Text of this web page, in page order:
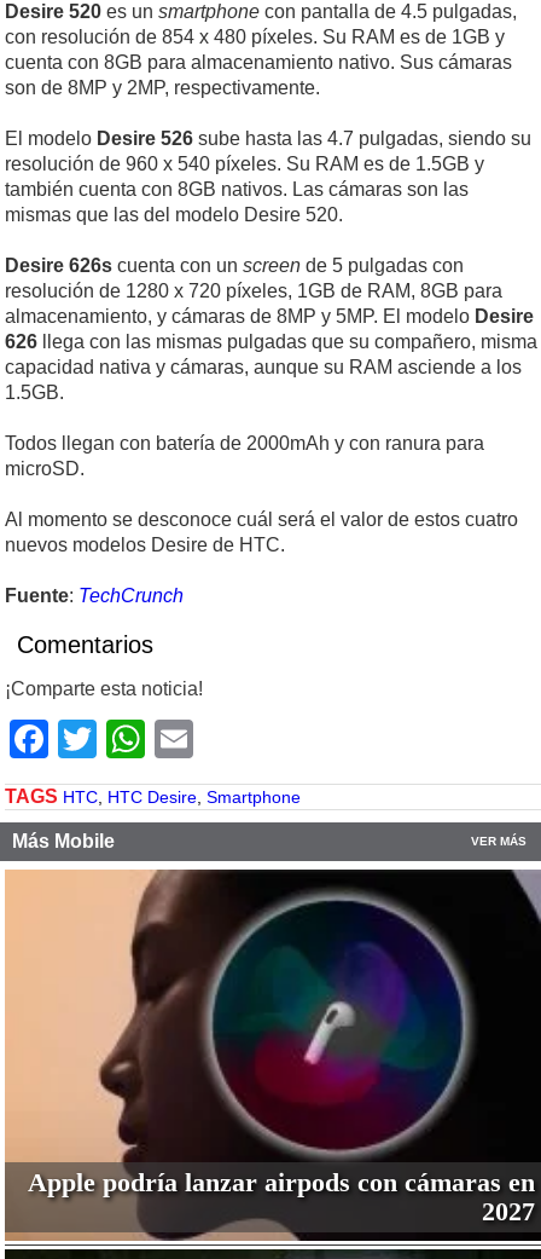
Desire 520 es un smartphone con pantalla de 4.5 pulgadas,
con resolución de 854 x 480 píxeles. Su RAM es de 1GB y
cuenta con 8GB para almacenamiento nativo. Sus cámaras
son de 8MP y 2MP, respectivamente.
El modelo Desire 526 sube hasta las 4.7 pulgadas, siendo su
resolución de 960 x 540 píxeles. Su RAM es de 1.5GB y
también cuenta con 8GB nativos. Las cámaras son las
mismas que las del modelo Desire 520.
Desire 626s cuenta con un screen de 5 pulgadas con
resolución de 1280 x 720 píxeles, 1GB de RAM, 8GB para
almacenamiento, y cámaras de 8MP y 5MP. El modelo Desire
626 llega con las mismas pulgadas que su compañero, misma
capacidad nativa y cámaras, aunque su RAM asciende a los
1.5GB.
Todos llegan con batería de 2000mAh y con ranura para
microSD.
Al momento se desconoce cuál será el valor de estos cuatro
nuevos modelos Desire de HTC.
Fuente: TechCrunch
Comentarios
¡Comparte esta noticia!
Facebook
TwitterWhatsApp
TAGS HTC, HTC Desire, Smartphone
Más Mobile VER MÁS
Apple podría lanzar airpods con cámaras en
2027